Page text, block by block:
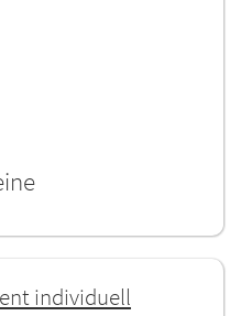
individuell